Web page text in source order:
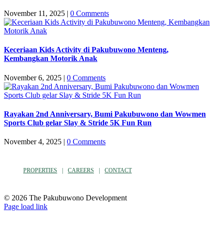
November 11, 2025 | 0 Comments
Keceriaan Kids Activity di Pakubuwono Menteng,
Kembangkan Motorik Anak
November 6, 2025 | 0 Comments
Rayakan 2nd Anniversary, Bumi Pakubuwono dan Wowmen
Sports Club gelar Slay & Stride 5K Fun Run
November 4, 2025 | 0 Comments
PROPERTIES CAREERS CONTACT
© 2026 The Pakubuwono Development
Facebook
Instagram
YouTube
Page load link